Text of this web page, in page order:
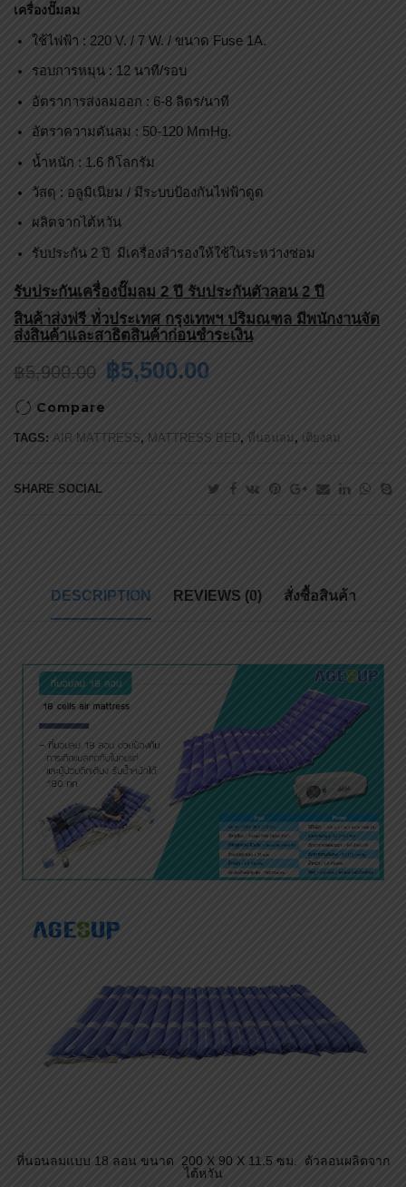
เครื่องปั๊มลม
ใช้ไฟฟ้า : 220 V. / 7 W. / ขนาด Fuse 1A.
รอบการหมุน : 12 นาที/รอบ
อัตราการส่งลมออก : 6-8 ลิตร/นาที
อัตราความดันลม : 50-120 MmHg.
น้ำหนัก : 1.6 กิโลกรัม
วัสดุ : อลูมิเนียม / มีระบบป้องกันไฟฟ้าดูด
ผลิตจากไต้หวัน
รับประกัน 2 ปี มีเครื่องสำรองให้ใช้ในระหว่างซ่อม
รับประกันเครื่องปั๊มลม 2 ปี รับประกันตัวลอน 2 ปี
สินค้าส่งฟรี ทั่วประเทศ กรุงเทพฯ ปริมณฑล มีพนักงานจัด
ส่งสินค้าและสาธิตสินค้าก่อนชำระเงิน
฿5,900.00 ฿5,500.00
Compare
TAGS: AIR MATTRESS, MATTRESS BED, ที่นอนลม , เตียงลม
SHARE SOCIAL
DESCRIPTION REVIEWS (0) สั่งซื้อสินค้า
ที่นอนลมแบบ 18 ลอน ขนาด 200 X 90 X 11.5 ซม. ตัวลอนผลิตจาก
ไต้หวัน